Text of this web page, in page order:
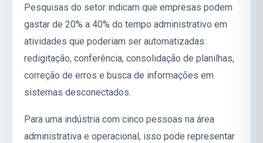
Pesquisas do setor indicam que empresas podem
gastar de 20% a 40% do tempo administrativo em
atividades que poderiam ser automatizadas:
redigitação, conferência, consolidação de planilhas,
correção de erros e busca de informações em
sistemas desconectados.
Para uma indústria com cinco pessoas na área
administrativa e operacional, isso pode representar